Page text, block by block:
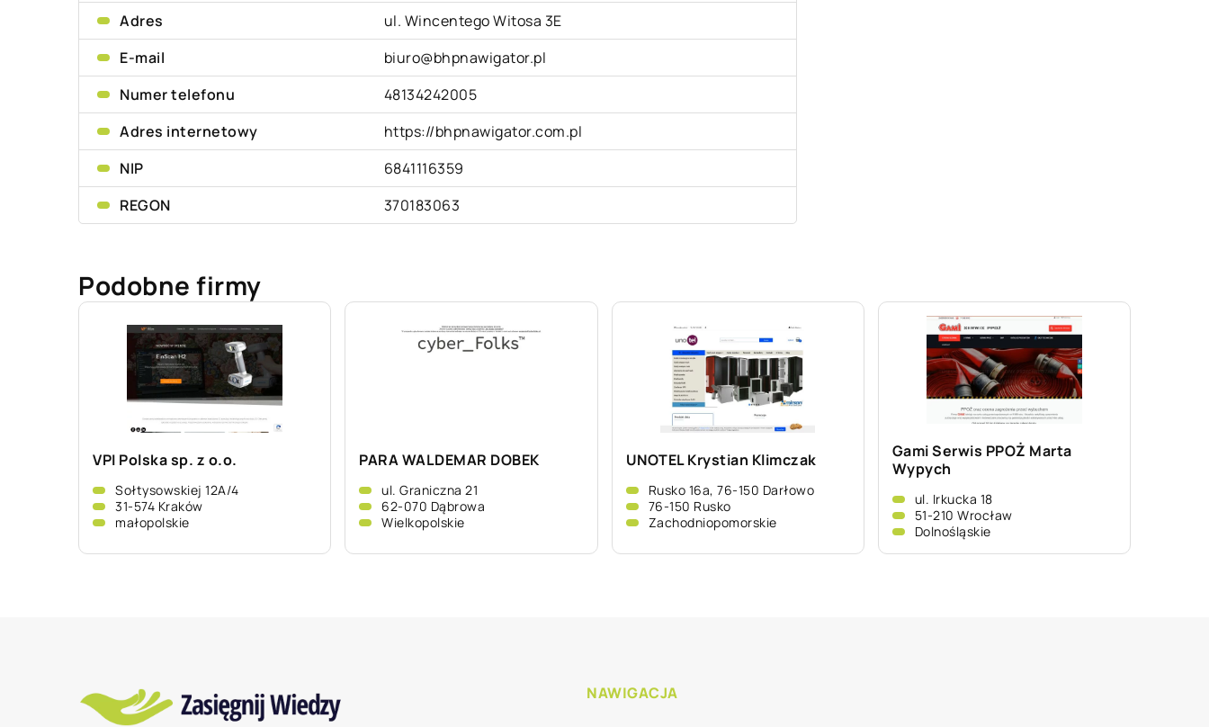
Adres
ul. Wincentego Witosa 3E
E-mail
biuro@bhpnawigator.pl
Numer telefonu
48134242005
Adres internetowy
https://bhpnawigator.com.pl
NIP
6841116359
REGON
370183063
Podobne firmy
VPI Polska sp. z o.o.
Sołtysowskiej 12A/4
31-574 Kraków
małopolskie
PARA WALDEMAR DOBEK
ul. Graniczna 21
62-070 Dąbrowa
Wielkopolskie
UNOTEL Krystian Klimczak
Rusko 16a, 76-150 Darłowo
76-150 Rusko
Zachodniopomorskie
Gami Serwis PPOŻ Marta
Wypych
ul. Irkucka 18
51-210 Wrocław
Dolnośląskie
NAWIGACJA